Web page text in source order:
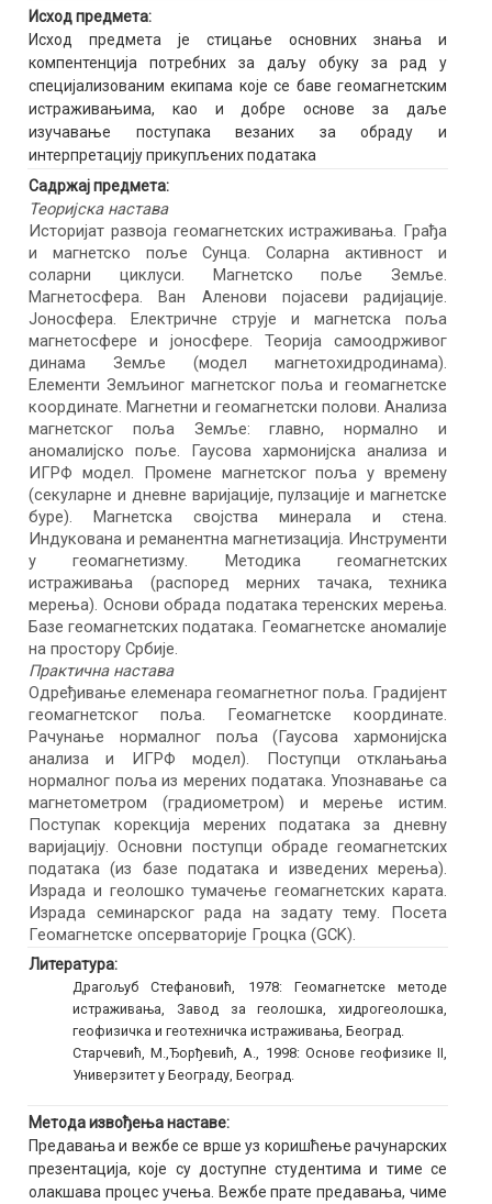
Исход предмета:
Исход предмета је стицање основних знања и
компентенција потребних за даљу обуку за рад у
специјализованим екипама које се баве геомагнетским
истраживањима, као и добре основе за даље
изучавање поступака везаних за обраду и
интерпретацију прикупљених података
Садржај предмета:
Теоријска настава
Историјат развоја геомагнетских истраживања. Грађа
и магнетско поље Сунца. Соларна активност и
соларни циклуси. Магнетско поље Земље.
Магнетосфера. Ван Аленови појасеви радијације.
Јоносфера. Електричне струје и магнетска поља
магнетосфере и јоносфере. Теорија самоодрживог
динама Земље (модел магнетохидродинама).
Елементи Земљиног магнетског поља и геомагнетске
координате. Магнетни и геомагнетски полови. Анализа
магнетског поља Земље: главно, нормално и
аномалијско поље. Гаусова хармонијска анализа и
ИГРФ модел. Промене магнетског поља у времену
(секуларне и дневне варијације, пулзације и магнетске
буре). Магнетска својства минерала и стена.
Индукована и реманентна магнетизација. Инструменти
у геомагнетизму. Методика геомагнетских
истраживања (распоред мерних тачака, техника
мерења). Основи обрада података теренских мерења.
Базе геомагнетских података. Геомагнетске аномалије
на простору Србије.
Практична настава
Одређивање елеменара геомагнетног поља. Градијент
геомагнетског поља. Геомагнетске координате.
Рачунање нормалног поља (Гаусова хармонијска
анализа и ИГРФ модел). Поступци отклањања
нормалног поља из мерених података. Упознавање са
магнетометром (градиометром) и мерење истим.
Поступак корекција мерених података за дневну
варијацију. Основни поступци обраде геомагнетских
података (из базе података и изведених мерења).
Израда и геолошко тумачење геомагнетских карата.
Израда семинарског рада на задату тему. Посета
Геомагнетске опсерваторије Гроцка (GCK).
Литература:
Драгољуб Стефановић, 1978: Геомагнетске методе
истраживања, Завод за геолошка, хидрогеолошка,
геофизичка и геотехничка истраживања, Београд.
Старчевић, М.,Ђорђевић, А., 1998: Основе геофизике II,
Универзитет у Београду, Београд.
Метода извођења наставе:
Предавања и вежбе се врше уз коришћење рачунарских
презентација, које су доступне студентима и тиме се
олакшава процес учења. Вежбе прате предавања, чиме